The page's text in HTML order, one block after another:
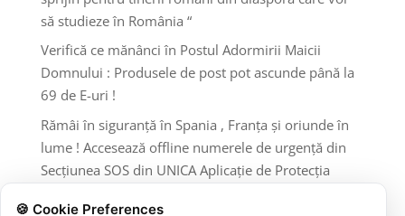
să studieze în România “
Verifică ce mănânci în Postul Adormirii Maicii
Domnului : Produsele de post pot ascunde până la
69 de E-uri !
Rămâi în siguranță în Spania , Franța și oriunde în
lume ! Accesează offline numerele de urgență din
Secțiunea SOS din UNICA Aplicație de Protecția
🍪 Cookie Preferences